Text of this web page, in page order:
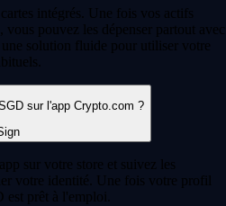
intégrés. Une fois vos actifs
pouvez les dépenser partout avec
solution fluide pour utiliser votre
sur l'app Crypto.com ?
sur votre store et suivez les
votre identité. Une fois votre profil
prêt à l'emploi.